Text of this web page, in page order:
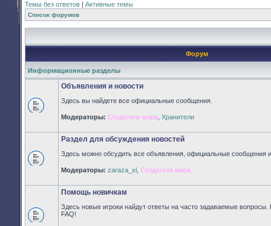
Темы без ответов | Активные темы
Список форумов
Форум
Информационные разделы
Нет
непрочитанных
Объявления и новости
Здесь вы найдете все официальные сообщения.
Модераторы: Создатели мира Хранители
Нет
непрочитанных
Раздел для обсуждения новостей
Здесь можно обсудить все объявления, официальные сообщения и
Модераторы: zaraza_xl Создатели мира
Помощь новичкам
Здесь новые игроки найдут ответы на часто задаваемые вопросы.
FAQ!